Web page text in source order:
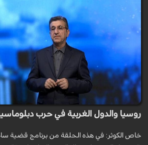
روسيا والدول الغربية في حرب دبلوماسية 2022-05-
خاص الكوثر: في هذه الحلقة من برنامج قضية